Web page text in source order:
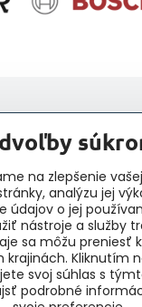
príspevky
na zlepšenie
analýzu jej
údajov o jej
nástroje a služby
sa môžu preniesť
krajinách. Kliknutím
svoj súhlas s
podrobné